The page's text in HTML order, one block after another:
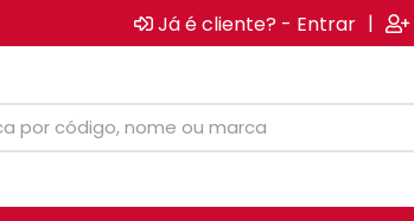
Já é cliente? - Entrar |